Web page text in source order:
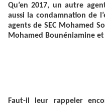
Qu’en 2017, un autre
aussi la condamnation de
agents de SEC Mohamed
Mohamed Bounéniamine
Faut-il leur rappeler